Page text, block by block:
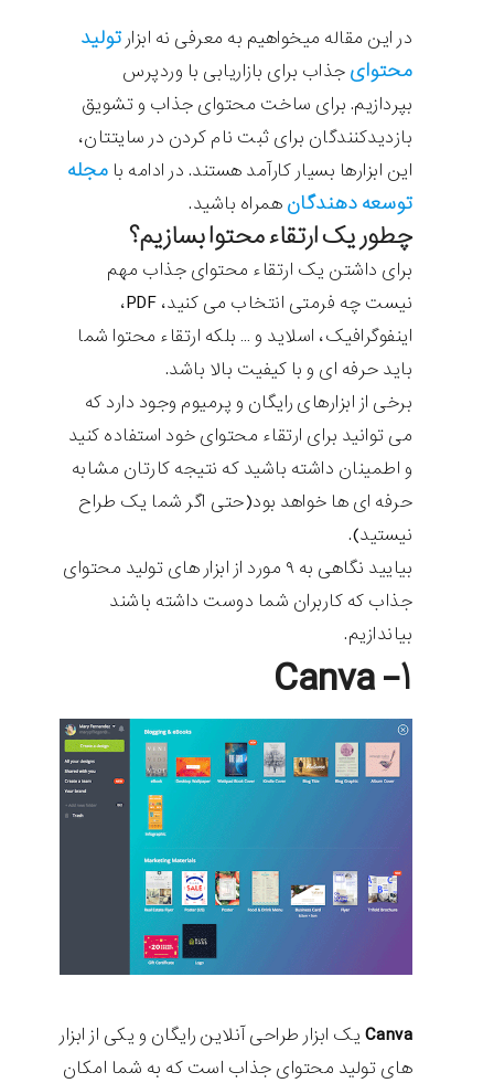
در این مقاله میخواهیم به معرفی نه ابزار تولید
محتوای جذاب برای بازاریابی با وردپرس
بپردازیم. برای ساخت محتوای جذاب و تشویق
بازدیدکنندگان برای ثبت نام کردن در سایتتان،
این ابزارها بسیار کارآمد هستند. در ادامه با مجله
توسعه دهندگان همراه باشید.
چطور یک ارتقاء محتوا بسازیم؟
برای داشتن یک ارتقاء محتوای جذاب مهم
نیست چه فرمتی انتخاب می کنید، PDF،
اینفوگرافیک، اسلاید و … بلکه ارتقاء محتوا شما
باید حرفه ای و با کیفیت بالا باشد.
برخی از ابزارهای رایگان و پرمیوم وجود دارد که
می توانید برای ارتقاء محتوای خود استفاده کنید
و اطمینان داشته باشید که نتیجه کارتان مشابه
حرفه ای ها خواهد بود(حتی اگر شما یک طراح
نیستید).
بیایید نگاهی به ۹ مورد از ابزار های تولید محتوای
جذاب که کاربران شما دوست داشته باشند
بیاندازیم.
۱- Canva
Canva یک ابزار طراحی آنلاین رایگان و یکی از ابزار
های تولید محتوای جذاب است که به شما امکان